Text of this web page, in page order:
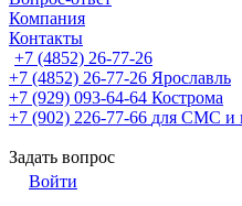
Компания
Контакты
+7 (4852) 26-77-26
+7 (4852) 26-77-26 Ярославль
+7 (929) 093-64-64 Кострома
+7 (902) 226-77-66 для СМС и
Задать вопрос
Войти